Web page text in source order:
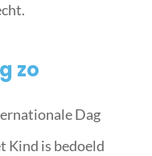
zo
Dag
Kind is bedoeld